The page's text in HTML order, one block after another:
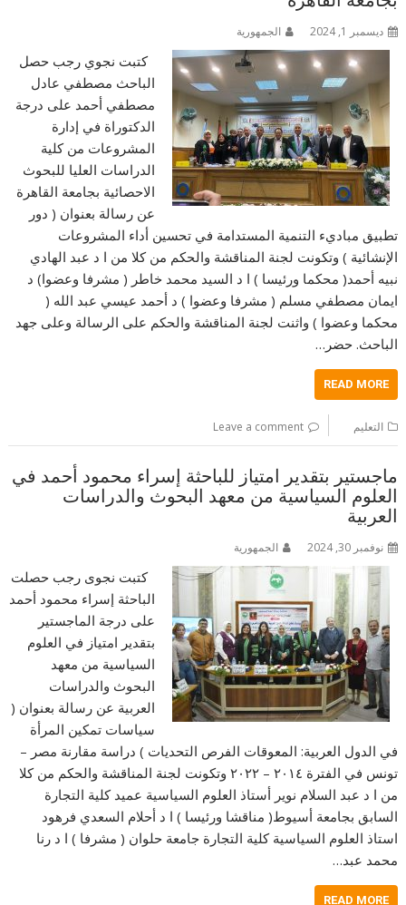
ديسمبر 1, 2024 الجمهورية
كتبت نجوي رجب حصل
الباحث مصطفي عادل
مصطفي أحمد على درجة
الدكتوراة في إدارة
المشروعات من كلية
الدراسات العليا للبحوث
الاحصائية بجامعة القاهرة
عن رسالة بعنوان ( دور
تطبيق مباديء التنمية المستدامة في تحسين أداء المشروعات
الإنشائية ) وتكونت لجنة المناقشة والحكم من كلا من ا د عبد الهادي
نبيه أحمد( محكما ورئيسا ) ا د السيد محمد خاطر ( مشرفا وعضوا) د
ايمان مصطفي مسلم ( مشرفا وعضوا ) د أحمد عيسي عبد الله (
محكما وعضوا ) واثنت لجنة المناقشة والحكم على الرسالة وعلى جهد
الباحث. حضر…
READ MORE
التعليم Leave a comment
ماجستير بتقدير امتياز للباحثة إسراء محمود أحمد في
العلوم السياسية من معهد البحوث والدراسات
العربية
نوفمبر 30, 2024 الجمهورية
كتبت نجوى رجب حصلت
الباحثة إسراء محمود أحمد
على درجة الماجستير
بتقدير امتياز في العلوم
السياسية من معهد
البحوث والدراسات
العربية عن رسالة بعنوان (
سياسات تمكين المرأة
في الدول العربية: المعوقات الفرص التحديات ) دراسة مقارنة مصر –
تونس في الفترة ٢٠١٤ – ٢٠٢٢ وتكونت لجنة المناقشة والحكم من كلا
من ا د عبد السلام نوير أستاذ العلوم السياسية عميد كلية التجارة
السابق بجامعة أسيوط( مناقشا ورئيسا ) ا د أحلام السعدي فرهود
استاذ العلوم السياسية كلية التجارة جامعة حلوان ( مشرفا ) ا د رنا
محمد عبد…
READ MORE